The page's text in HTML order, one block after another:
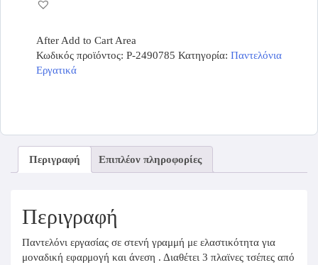
After Add to Cart Area
Κωδικός προϊόντος: P-2490785 Κατηγορία: Παντελόνια
Εργατικά
Περιγραφή Επιπλέον πληροφορίες
Περιγραφή
Παντελόνι εργασίας σε στενή γραμμή με ελαστικότητα για
μοναδική εφαρμογή και άνεση . Διαθέτει 3 πλαϊνες τσέπες από